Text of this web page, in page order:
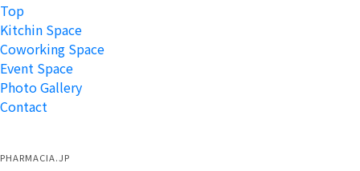
Top
Kitchin Space
Coworking Space
Event Space
Photo Gallery
Contact
PHARMACIA.JP